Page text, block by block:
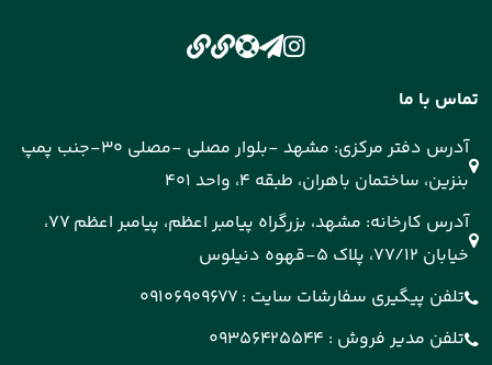
تماس با ما
آدرس دفتر مرکزی: مشهد -بلوار مصلی -مصلی 30-جنب پمپ
بنزین، ساختمان باهران، طبقه 4، واحد 401
آدرس کارخانه: مشهد، بزرگراه پیامبر اعظم، پیامبر اعظم 77،
خیابان 77/12، پلاک 5-قهوه دنیلوس
تلفن پیگیری سفارشات سایت : 09106909677
تلفن مدیر فروش : 09356425544